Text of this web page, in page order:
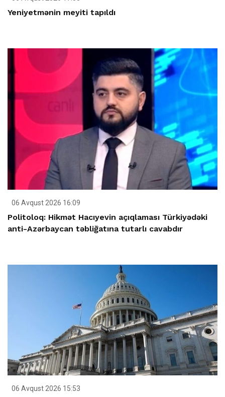
Yeniyetmənin meyiti tapıldı
06 Avqust 2026 16:09
Politoloq: Hikmət Hacıyevin açıqlaması Türkiyədəki
anti-Azərbaycan təbliğatına tutarlı cavabdır
06 Avqust 2026 15:53